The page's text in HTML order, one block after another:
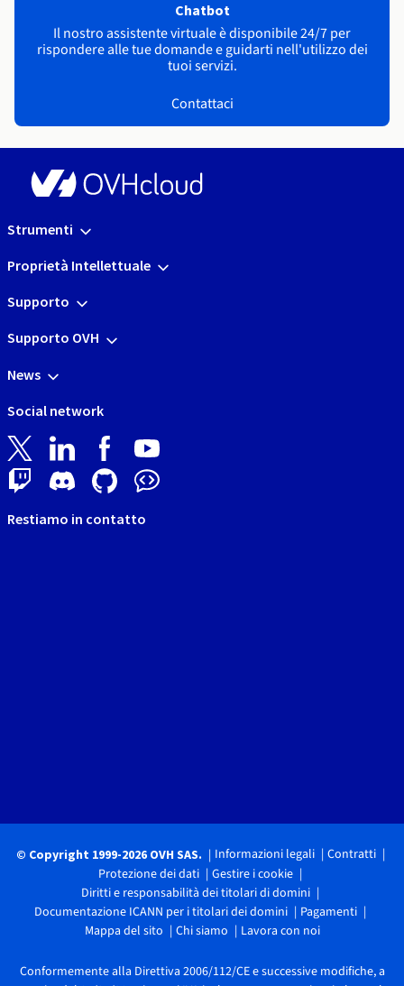
Chatbot
Il nostro assistente virtuale è disponibile 24/7 per
rispondere alle tue domande e guidarti nell'utilizzo dei
tuoi servizi.
Contattaci
Strumenti
Proprietà Intellettuale
Supporto
Supporto OVH
News
Social network
Restiamo in contatto
© Copyright 1999-2026 OVH SAS. Informazioni legali
Contratti
Protezione dei dati
Gestire i cookie
Diritti e responsabilità dei titolari di domini
Documentazione ICANN per i titolari dei domini
Pagamenti
Mappa del sito
Chi siamo Lavora con noi
Conformemente alla Direttiva 2006/112/CE e successive modifiche, a